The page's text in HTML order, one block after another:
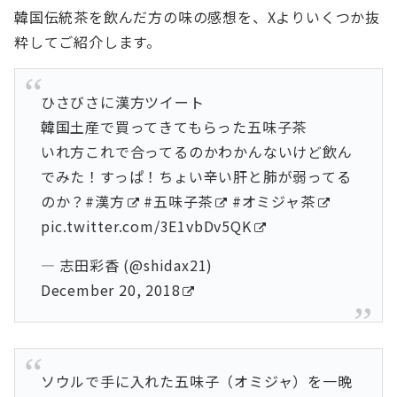
韓国伝統茶を飲んだ方の味の感想を、Xよりいくつか抜
粋してご紹介します。
ひさびさに漢方ツイート
韓国土産で買ってきてもらった五味子茶
いれ方これで合ってるのかわかんないけど飲ん
でみた！すっぱ！ちょい辛い肝と肺が弱ってる
のか？ #漢方 #五味子茶
#オミジャ茶
pic.twitter.com/3E1vbDv5QK
— 志田彩香 (@shidax21)
December 20, 2018
ソウルで手に入れた五味子（オミジャ）を一晩